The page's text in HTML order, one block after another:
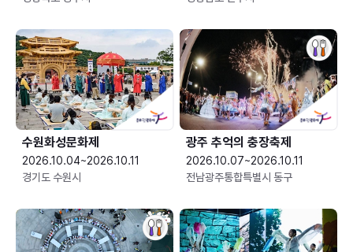
수원화성문화제
2026.10.04~2026.10.11
경기도 수원시
광주 추억의 충장축제
2026.10.07~2026.10.11
전남광주통합특별시 동구